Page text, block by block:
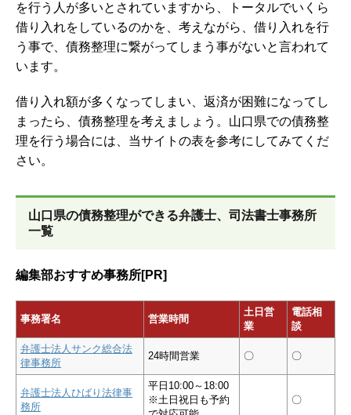
を行う人が多いとされていますから、トータルでいくら
借り入れをしているのかを、考えながら、借り入れを行
う事で、債務整理に繋がってしまう事がないと言われて
います。
借り入れ額が多くなってしまい、返済が困難になってし
まったら、債務整理を考えましょう。山口県での債務整
理を行う場合には、当サイトの表を参考にしてみてくだ
さい。
山口県の債務整理ができる弁護士、司法書士事務所
一覧
編集部おすすめ事務所[PR]
事務署名 営業時間
土日営
業
電話相
談
弁護士法人サンク総合法
律事務所
24時間営業 〇 〇
弁護士法人ひばり法律事
務所
平日10:00～18:00
※土日祝日も予約
〇